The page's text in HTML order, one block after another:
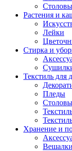
Растения и
Лейки
Стирка и
Текстиль для
Пледы
Хранение и
Вешалки